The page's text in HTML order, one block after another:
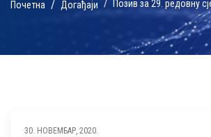
Почетна Догађаји Позив за 29. редовну
30. НОВЕМБАР, 2020.